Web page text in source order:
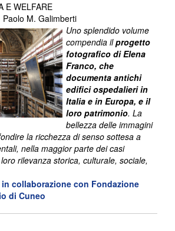
E WELFARE
Paolo M. Galimberti
Uno splendido volume
compendia ilprogetto
fotografico di Elena
Franco, che
documenta antichi
edifici ospedalieri in
Italia e in Europa, e il
loro patrimonio. La
bellezza delle immagini
la ricchezza di senso sottesa a
nella maggior parte dei casi
rilevanza storica, culturale, sociale,
collaborazione con Fondazione
di Cuneo